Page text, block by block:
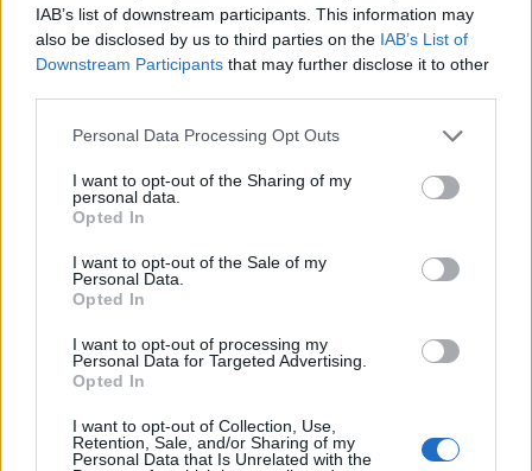
IAB’s list of downstream participants. This information may
also be disclosed by us to third parties on the IAB’s List of
Downstream Participants that may further disclose it to other
Please note that this website/app uses one or more Google
not limited to your visit or usage behaviour. You may click to
grant or deny consent to Google and its third-party tags to
use your data for below specified purposes in below Google
consent section.
Personal Data Processing Opt Outs
I want to opt-out of the Sharing of my
personal data.
Opted In
I want to opt-out of the Sale of my
Personal Data.
Opted In
I want to opt-out of processing my
Personal Data for Targeted Advertising.
Opted In
I want to opt-out of Collection, Use,
Retention, Sale, and/or Sharing of my
Personal Data that Is Unrelated with the
Az atomerőmű egyetlen hatása a környezetre, hogy a
MAGYAR ÉPÍTŐK